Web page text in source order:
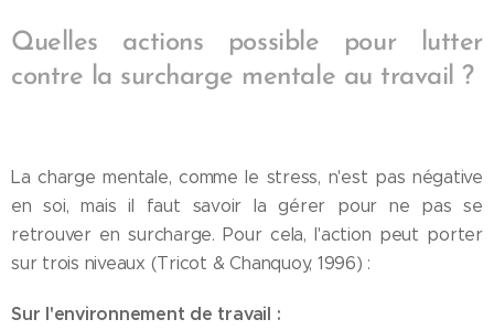
Quelles actions possible pour lutter
contre la surcharge mentale au travail ?
La charge mentale, comme le stress, n'est pas négative
en soi, mais il faut savoir la gérer pour ne pas se
retrouver en surcharge. Pour cela, l'action peut porter
sur trois niveaux (Tricot & Chanquoy, 1996) :
Sur l'environnement de travail :